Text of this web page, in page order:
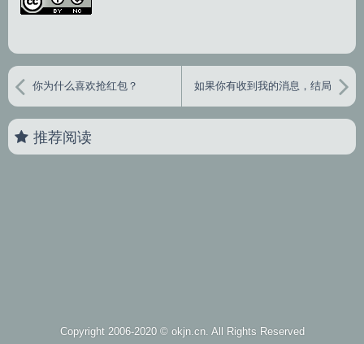
你为什么喜欢抢红包？ 如果你有收到我的消息，结局
推荐阅读
Copyright 2006-2020 © okjn.cn. All Rights Reserved